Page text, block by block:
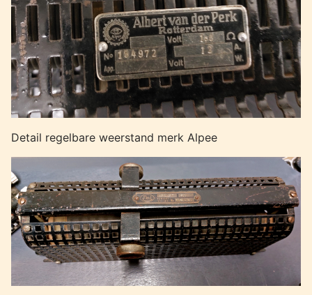
Detail regelbare weerstand merk Alpee